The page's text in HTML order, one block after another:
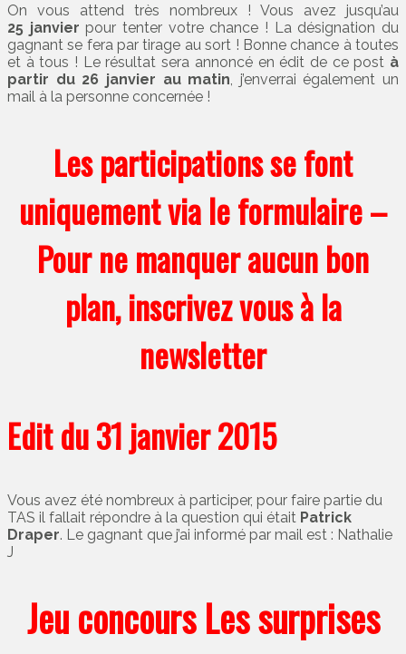
On vous attend très nombreux ! Vous avez jusqu’au
25 janvierpour tenter votre chance ! La désignation du
gagnant se fera par tirage au sort ! Bonne chance à toutes
et à tous ! Le résultat sera annoncé en édit de ce post à
partir du 26 janvier au matin , j’enverrai également un
mail à la personne concernée !
Les participations se font
uniquement via le formulaire –
Pour ne manquer aucun bon
plan, inscrivez vous à la
newsletter
Edit du 31 janvier 2015
Vous avez été nombreux à participer, pour faire partie du
TAS il fallait répondre à la question qui était Patrick
Draper. Le gagnant que j’ai informé par mail est : Nathalie
J
Jeu concours Les surprises